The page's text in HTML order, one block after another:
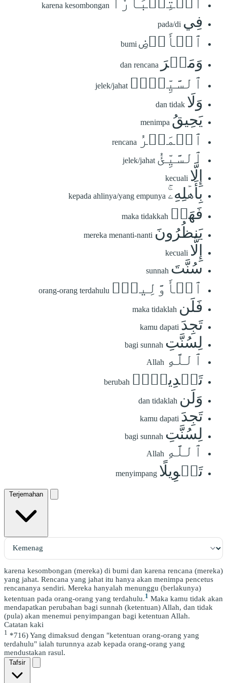
karena kesombongan
فِي pada/di
ٱلۡأَرۡضِ bumi
وَمَكۡرَ dan rencana
ٱلسَّيِّيِٕۚ jelek/jahat
وَلَا dan tidak
يَحِيقُ menimpa
ٱلۡمَكۡرُ rencana
ٱلسَّيِّئُ jelek/jahat
إِلَّا kecuali
بِأَهۡلِهِۦۚ kepada ahlinya/yang empunya
فَهَلۡ maka tidakkah
يَنظُرُونَ mereka menanti-nanti
إِلَّا kecuali
سُنَّتَ sunnah
ٱلۡأَوَّلِينَۚ orang-orang terdahulu
فَلَن maka tidaklah
تَجِدَ kamu dapati
لِسُنَّتِ bagi sunnah
ٱللَّهِ Allah
تَبۡدِيلٗاۖ berubah
وَلَن dan tidaklah
تَجِدَ kamu dapati
لِسُنَّتِ bagi sunnah
ٱللَّهِ Allah
تَحۡوِيلًا menyimpang
Terjemahan
karena kesombongan (mereka) di bumi dan karena rencana (mereka)
yang jahat. Rencana yang jahat itu hanya akan menimpa pencetus
rencananya sendiri. Mereka hanyalah menunggu (berlakunya)
ketentuan pada orang-orang yang terdahulu.1 Maka kamu tidak akan
mendapatkan perubahan bagi sunnah (ketentuan) Allah, dan tidak
(pula) akan menemui penyimpangan bagi ketentuan Allah.
Catatan kaki
1 *716) Yang dimaksud dengan "ketentuan orang-orang yang
terdahulu" ialah turunnya azab kepada orang-orang yang
mendustakan rasul.
Tafsir